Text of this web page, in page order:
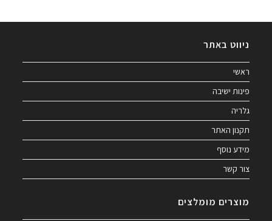
ניווט באתר
ראשי
פינות ישיבה
גלריה
תקנון האתר
מידע נוסף
צור קשר
מוצרים מומלצים